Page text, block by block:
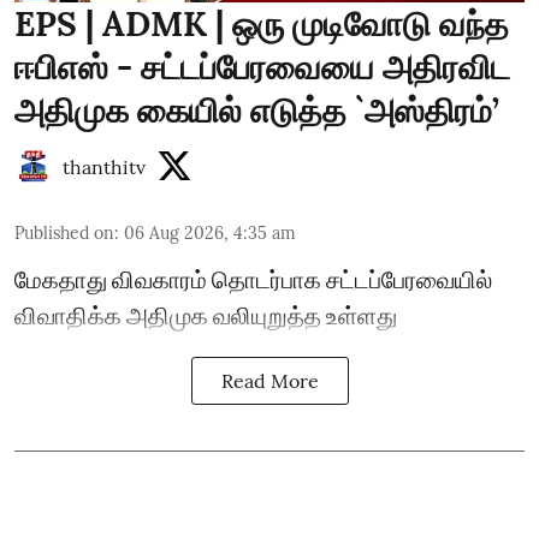
EPS | ADMK | ஒரு முடிவோடு வந்த
ஈபிஎஸ் - சட்டப்பேரவையை அதிரவிட
அதிமுக கையில் எடுத்த `அஸ்திரம்’
thanthitv
Published on: 06 Aug 2026, 4:35 am
மேகதாது விவகாரம் தொடர்பாக சட்டப்பேரவையில்
விவாதிக்க அதிமுக வலியுறுத்த உள்ளது
Read More